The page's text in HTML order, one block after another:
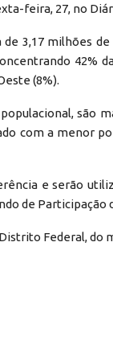
feira, 27, no
3,17 milhões
42%
(8%).
são
com a menor
e serão
de Participação
Federal, do